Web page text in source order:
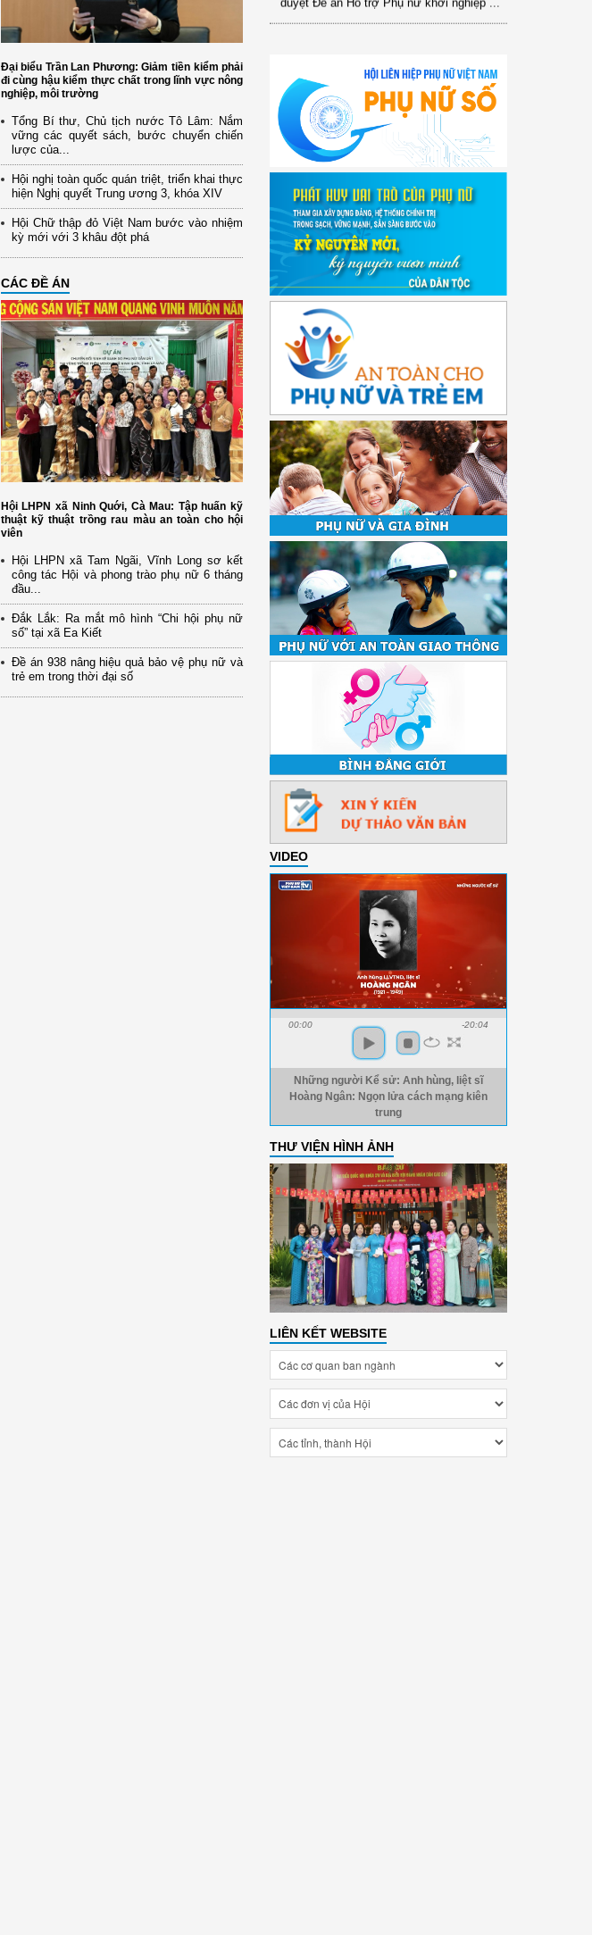
Đại biểu Trần Lan Phương: Giảm tiền kiểm phải
đi cùng hậu kiểm thực chất trong lĩnh vực nông
nghiệp, môi trường
Tổng Bí thư, Chủ tịch nước Tô Lâm: Nắm
vững các quyết sách, bước chuyển chiến
lược của...
Hội nghị toàn quốc quán triệt, triển khai thực
hiện Nghị quyết Trung ương 3, khóa XIV
Hội Chữ thập đỏ Việt Nam bước vào nhiệm
kỳ mới với 3 khâu đột phá
CÁC ĐỀ ÁN
Hội LHPN xã Ninh Quới, Cà Mau: Tập huấn kỹ
thuật kỹ thuật trồng rau màu an toàn cho hội
viên
Hội LHPN xã Tam Ngãi, Vĩnh Long sơ kết
công tác Hội và phong trào phụ nữ 6 tháng
đầu...
Đắk Lắk: Ra mắt mô hình “Chi hội phụ nữ
số” tại xã Ea Kiết
Đề án 938 nâng hiệu quả bảo vệ phụ nữ và
trẻ em trong thời đại số
VIDEO
00:00 -20:04
Những người Kể sử: Anh hùng, liệt sĩ
Hoàng Ngân: Ngọn lửa cách mạng kiên
trung
THƯ VIỆN HÌNH ẢNH
LIÊN KẾT WEBSITE